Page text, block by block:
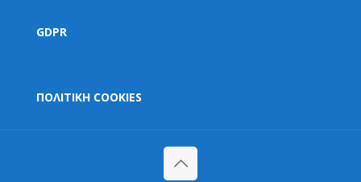
GDPR
ΠΟΛΙΤΙΚΗ COOKIES